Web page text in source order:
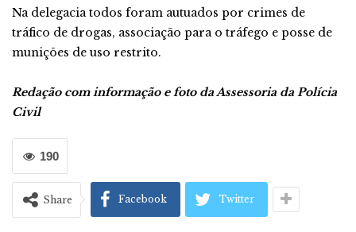
Na delegacia todos foram autuados por crimes de
tráfico de drogas, associação para o tráfego e posse de
munições de uso restrito.
Redação com informação e foto da Assessoria da Polícia
Civil
190
Share Facebook Twitter